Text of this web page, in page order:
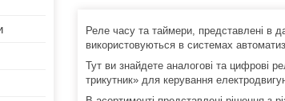
Реле часу та таймери, представлені в
використовуються в системах
Тут ви знайдете аналогові та цифрові
трикутник» для керування